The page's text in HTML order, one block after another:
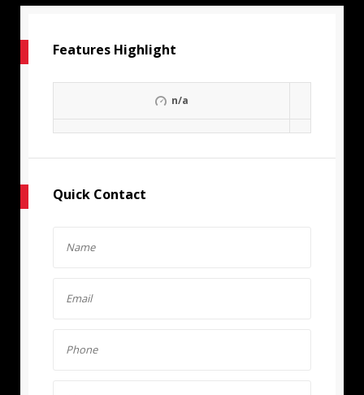
Features Highlight
n/a
Quick Contact